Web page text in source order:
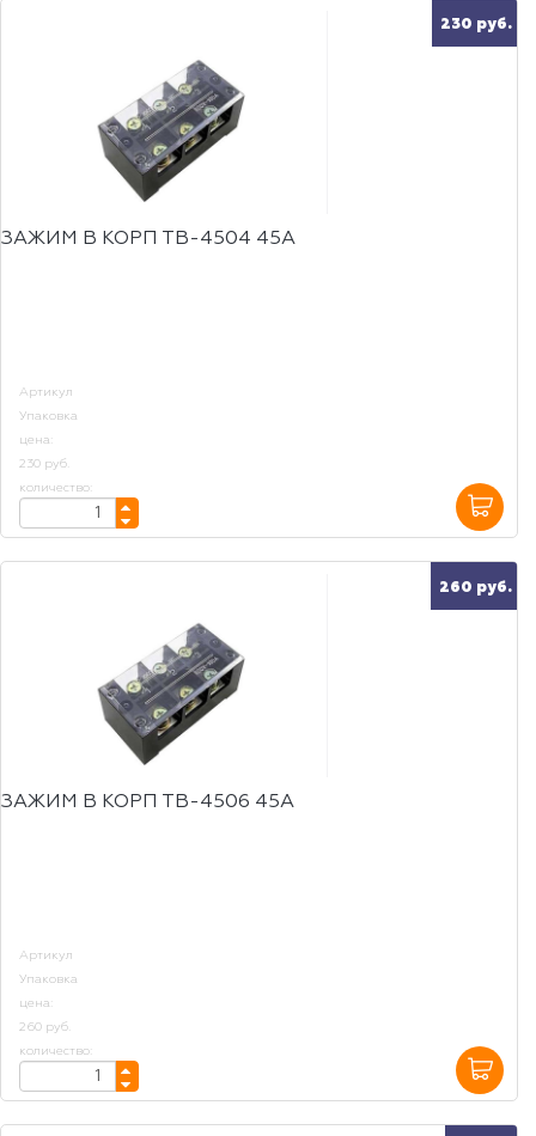
230 руб.
ЗАЖИМ В КОРП ТВ-4504 45А
Артикул
Упаковка
цена:
230 руб.
количество:
260 руб.
ЗАЖИМ В КОРП ТВ-4506 45А
Артикул
Упаковка
цена:
260 руб.
количество: